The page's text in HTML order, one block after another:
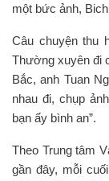
một bức ảnh,
Câu chuyện thu
Thường xuyên đi
Bắc, anh Tuan
nhau đi, chụp
bạn ấy bình an”.
Theo Trung tâm
gần đây, mỗi